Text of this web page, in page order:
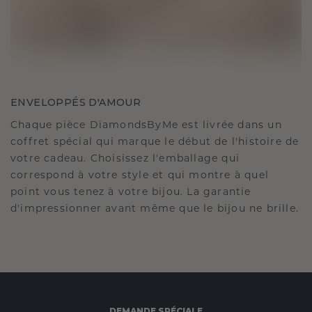
ENVELOPPÉS D'AMOUR
Chaque pièce DiamondsByMe est livrée dans un
coffret spécial qui marque le début de l'histoire de
votre cadeau. Choisissez l'emballage qui
correspond à votre style et qui montre à quel
point vous tenez à votre bijou. La garantie
d'impressionner avant même que le bijou ne brille.